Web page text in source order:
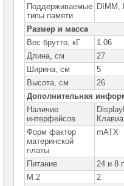
Компоненты
компьютеров
Платформы
малого
размера
Материнские
платы
Материнские
платы
ASUS
►
Материнские
платы
GIGABYTE
Процессоры
Поддерживаемые
типы памяти
DIMM,
Размер и масса
Вес брутто, кГ
1.06
Длина, см
27
Ширина, см
5
Высота, см
26
Дополнительная
Наличие
интерфейсов
Форм фактор
материнской
платы
mATX
Питание
24 и 8
M.2
2